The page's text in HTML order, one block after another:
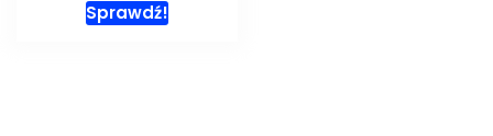
Sprawdź!